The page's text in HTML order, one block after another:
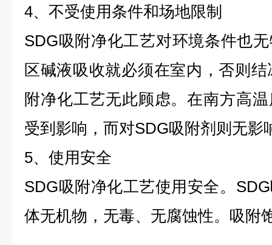
4、不受使用条件和场地限制
SDG吸附净化工艺对环境条件也
区碱液吸收就必须在室内，否则
附净化工艺无此顾虑。在南方高
受到影响，而对SDG吸附剂则无影
5、使用安全
SDG吸附净化工艺使用安全。
体无机物，无毒、无腐蚀性。吸附